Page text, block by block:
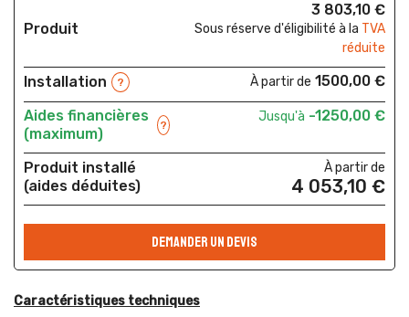
Produit
3 803,10 €
Sous réserve d'éligibilité à la TVA
réduite
Installation ? À partir de 1500,00 €
Aides financières
(maximum)
?
Jusqu'à -1250,00 €
Produit installé
(aides déduites)
À partir de
4 053,10 €
DEMANDER UN DEVIS
Caractéristiques techniques